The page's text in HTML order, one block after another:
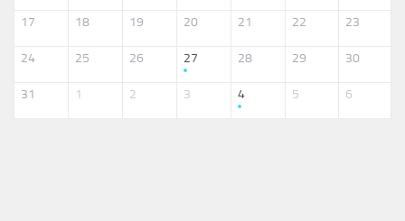
17 18 19 20 21 22 23
24 25 26 27 28 29 30
31 1 2 3 4 5 6